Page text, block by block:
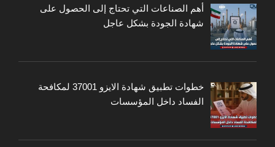
أهم الصناعات التي تحتاج إلى الحصول على
شهادة الجودة بشكل عاجل
خطوات تطبيق شهادة الايزو 37001 لمكافحة
الفساد داخل المؤسسات